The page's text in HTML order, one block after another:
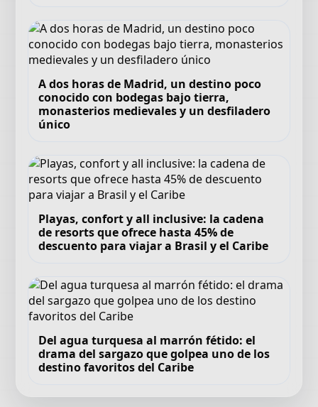
A dos horas de Madrid, un destino poco
conocido con bodegas bajo tierra,
monasterios medievales y un desfiladero
único
Playas, confort y all inclusive: la cadena
de resorts que ofrece hasta 45% de
descuento para viajar a Brasil y el Caribe
Del agua turquesa al marrón fétido: el
drama del sargazo que golpea uno de los
destino favoritos del Caribe